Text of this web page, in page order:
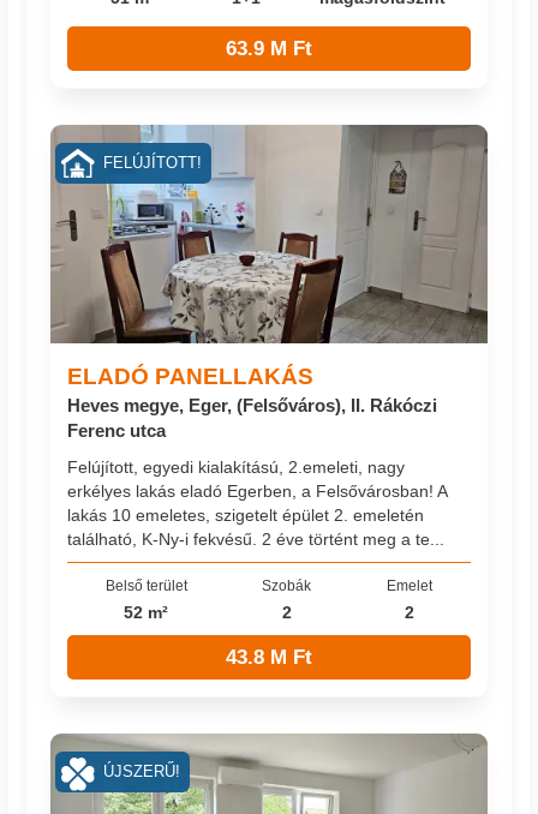
63.9 M Ft
ELADÓ PANELLAKÁS
Heves megye, Eger, (Felsőváros), II. Rákóczi
Ferenc utca
Felújított, egyedi kialakítású, 2.emeleti, nagy
erkélyes lakás eladó Egerben, a Felsővárosban! A
lakás 10 emeletes, szigetelt épület 2. emeletén
található, K-Ny-i fekvésű. 2 éve történt meg a te...
Belső terület
52 m²
Szobák
2
Emelet
2
43.8 M Ft
FELÚJÍTOTT!
ÚJSZERŰ!